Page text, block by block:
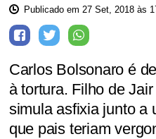
Publicado em 27 Set, 2018 às
Carlos Bolsonaro é
à tortura. Filho de
simula asfixia junto a
que pais teriam